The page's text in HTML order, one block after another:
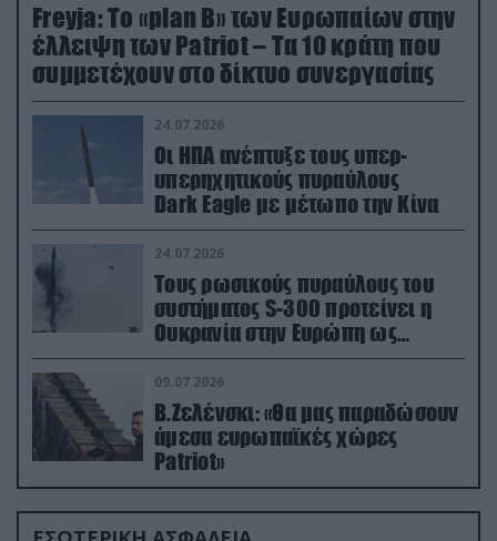
Freyja: Το «plan Β» των Ευρωπαίων στην
έλλειψη των Patriot – Τα 10 κράτη που
συμμετέχουν στο δίκτυο συνεργασίας
24.07.2026
Οι ΗΠΑ ανέπτυξε τους υπερ-
υπερηχητικούς πυραύλους
Dark Eagle με μέτωπο την Κίνα
24.07.2026
Τους ρωσικούς πυραύλους του
συστήματος S-300 προτείνει η
Ουκρανία στην Ευρώπη ως
αντιβαλλιστικό σύστημα
09.07.2026
Β.Ζελένσκι: «Θα μας παραδώσουν
άμεσα ευρωπαϊκές χώρες
Patriot»